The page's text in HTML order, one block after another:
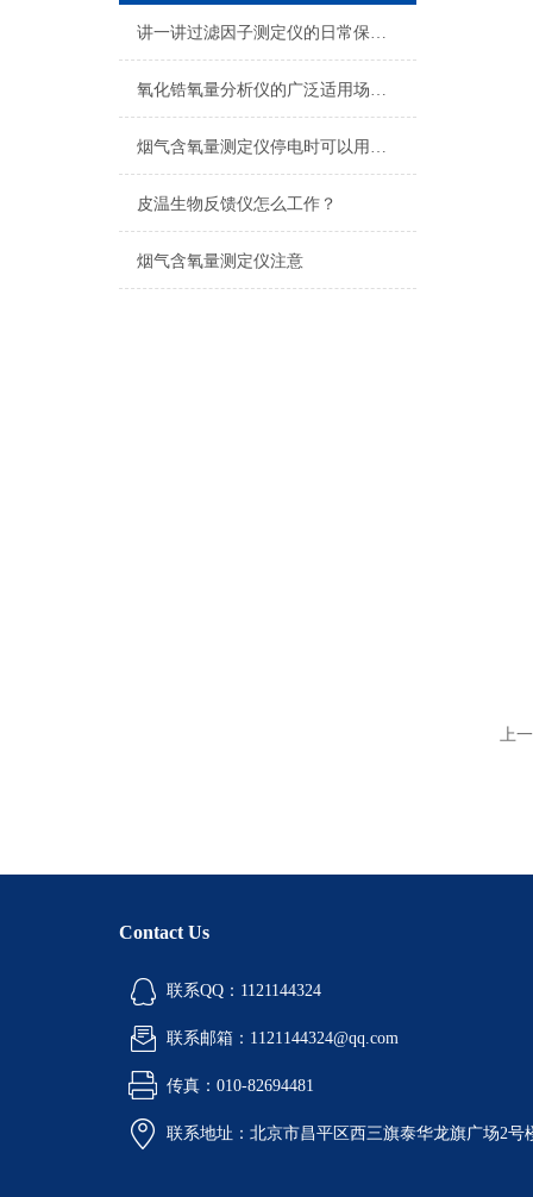
讲一讲过滤因子测定仪的日常保养指南
氧化锆氧量分析仪的广泛适用场合：多元化应用展现*能力
烟气含氧量测定仪停电时可以用吗？
皮温生物反馈仪怎么工作？
烟气含氧量测定仪注意
上
Contact Us
联系QQ：1121144324
联系邮箱：1121144324@qq.com
传真：010-82694481
联系地址：北京市昌平区西三旗泰华龙旗广场2号